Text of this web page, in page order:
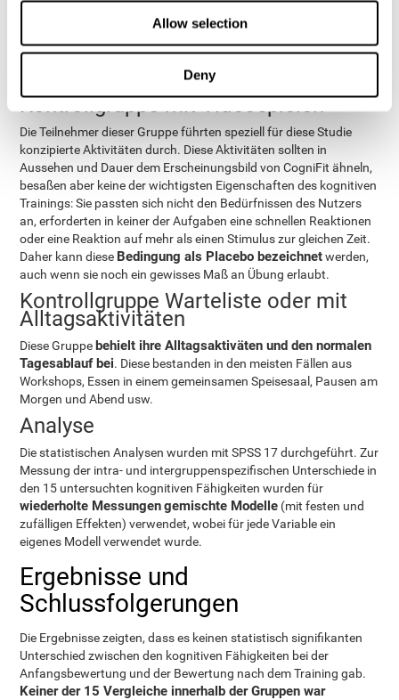
Allow selection
Deny
Im Anschluss wurden die Interventionen durchgeführt. Sie
wurden im Rehabilitationszentrum abgehalten, jede Gruppe
realisierte sie in einem anderen Raum. Die Interventionen
dauerten 10 Wochen
.
Kontrollgruppe mit Videospielen
Die Teilnehmer dieser Gruppe führten speziell für diese Studie
konzipierte Aktivitäten durch. Diese Aktivitäten sollten in
Aussehen und Dauer dem Erscheinungsbild von CogniFit ähneln,
besaßen aber keine der wichtigsten Eigenschaften des kognitiven
Trainings: Sie passten sich nicht den Bedürfnissen des Nutzers
an, erforderten in keiner der Aufgaben eine schnellen Reaktionen
oder eine Reaktion auf mehr als einen Stimulus zur gleichen Zeit.
Daher kann diese Bedingung als Placebo bezeichnetwerden,
auch wenn sie noch ein gewisses Maß an Übung erlaubt.
Kontrollgruppe Warteliste oder mit
Alltagsaktivitäten
Diese Gruppe behielt ihre Alltagsaktiväten und den normalen
Tagesablauf bei. Diese bestanden in den meisten Fällen aus
Workshops, Essen in einem gemeinsamen Speisesaal, Pausen am
Morgen und Abend usw.
Analyse
Die statistischen Analysen wurden mit SPSS 17 durchgeführt. Zur
Messung der intra- und intergruppenspezifischen Unterschiede in
den 15 untersuchten kognitiven Fähigkeiten wurden für
wiederholte Messungengemischte Modelle (mit festen und
zufälligen Effekten) verwendet, wobei für jede Variable ein
eigenes Modell verwendet wurde.
Ergebnisse und
Schlussfolgerungen
Die Ergebnisse zeigten, dass es keinen statistisch signifikanten
Unterschied zwischen den kognitiven Fähigkeiten bei der
Anfangsbewertung und der Bewertung nach dem Training gab.
Keiner der 15 Vergleiche innerhalb der Gruppen war